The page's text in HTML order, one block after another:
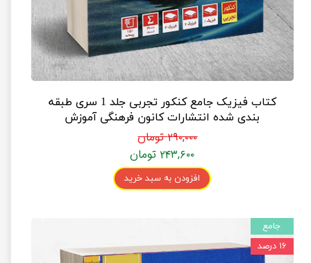
کتاب فیزیک جامع کنکور تجربی جلد 1 سری طبقه
بندی شده انتشارات کانون فرهنگی آموزش
۲۹۰,۰۰۰ تومان
۲۴۳,۶۰۰ تومان
افزودن به سبد خرید
جامع
۱۶ درصد